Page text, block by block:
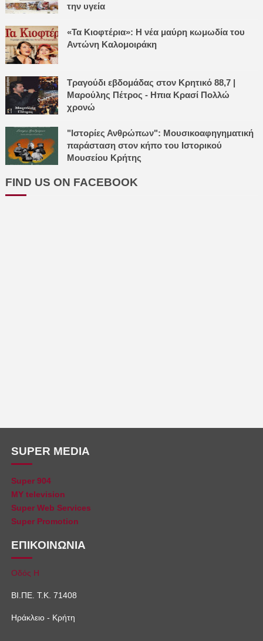
την υγεία
«Τα Κιοφτέρια»: Η νέα μαύρη κωμωδία του
Αντώνη Καλομοιράκη
Τραγούδι εβδομάδας στον Κρητικό 88,7 |
Μαρούλης Πέτρος - Ηπια Κρασί Πολλώ
χρονώ
"Ιστορίες Ανθρώπων": Μουσικοαφηγηματική
παράσταση στον κήπο του Ιστορικού
Μουσείου Κρήτης
FIND US ON FACEBOOK
SUPER MEDIA
Super 904
MY television
Super Web Services
Super Promotion
ΕΠΙΚΟΙΝΩΝΙΑ
Οδός Η
ΒΙ.ΠΕ. Τ.Κ. 71408
Ηράκλειο - Κρήτη